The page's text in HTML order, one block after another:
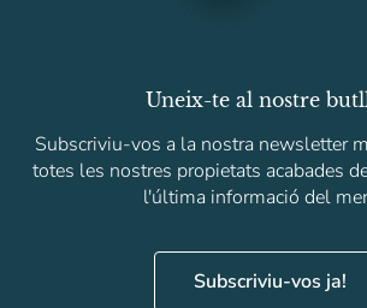
Uneix-te al nostre
Subscriviu-vos a la nostra newsletter
totes les nostres propietats acabades
l'última informació del
Subscriviu-vos ja!